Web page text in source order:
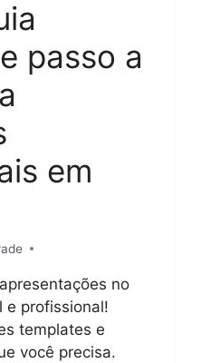
passo a
em
no
e profissional!
templates e
você precisa.